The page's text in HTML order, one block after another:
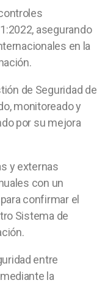
asegurando
en la
de Seguridad de
monitoreado y
por su mejora
y externas
con un
confirmar el
Sistema de
entre
la